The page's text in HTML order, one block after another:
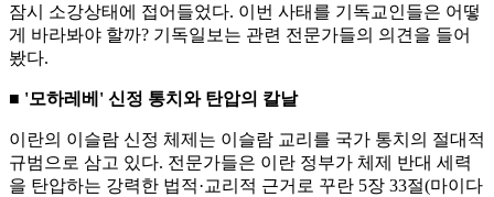
잠시 소강상태에 접어들었다. 이번 사태를 기독교인들은 어떻
게 바라봐야 할까? 기독일보는 관련 전문가들의 의견을 들어
봤다.
■ '모하레베' 신정 통치와 탄압의 칼날
이란의 이슬람 신정 체제는 이슬람 교리를 국가 통치의 절대적
규범으로 삼고 있다. 전문가들은 이란 정부가 체제 반대 세력
을 탄압하는 강력한 법적·교리적 근거로 꾸란 5장 33절(마이다